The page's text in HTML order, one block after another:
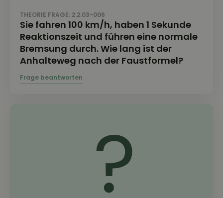
THEORIE FRAGE: 2.2.03-006
Sie fahren 100 km/h, haben 1 Sekunde
Reaktionszeit und führen eine normale
Bremsung durch. Wie lang ist der
Anhalteweg nach der Faustformel?